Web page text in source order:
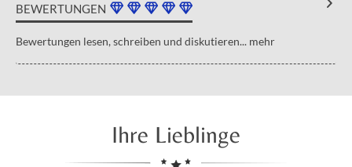
BEWERTUNGEN
Bewertungen lesen, schreiben und diskutieren... mehr
Ihre Lieblinge